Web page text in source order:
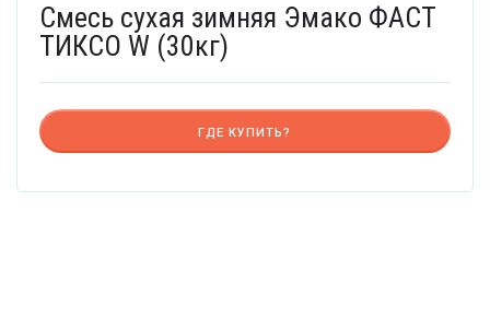
Смесь сухая зимняя Эмако ФАСТ
ТИКСО W (30кг)
ГДЕ КУПИТЬ?